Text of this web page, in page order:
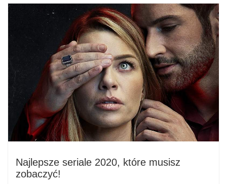
Najlepsze seriale 2020, które musisz
zobaczyć!